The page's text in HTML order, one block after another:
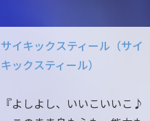
サイキックスティール（サイ
キックスティール）
『よしよし、いいこいいこ♪